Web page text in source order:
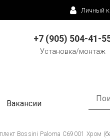
Личный
+7 (905) 504-41-
Установка/монтаж
Вакансии
Bossini Paloma C69001 Хром